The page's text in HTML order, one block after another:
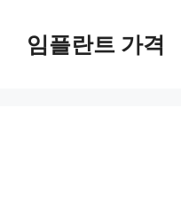
임플란트 가격